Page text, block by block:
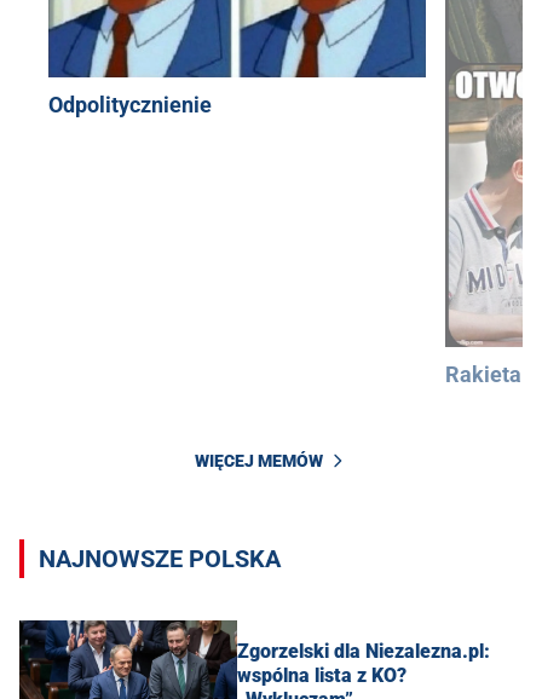
Odpolitycznienie
Rakieta
WIĘCEJ MEMÓW
NAJNOWSZE POLSKA
Zgorzelski dla Niezalezna.pl:
wspólna lista z KO?